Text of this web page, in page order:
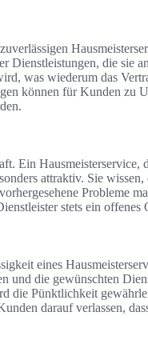
Dienstleistungen, die sie
was wiederum das
können für Kunden zu
Ein Hausmeisterservice,
attraktiv. Sie wissen,
Probleme
stets ein
eines
und die gewünschten
die Pünktlichkeit
darauf verlassen,